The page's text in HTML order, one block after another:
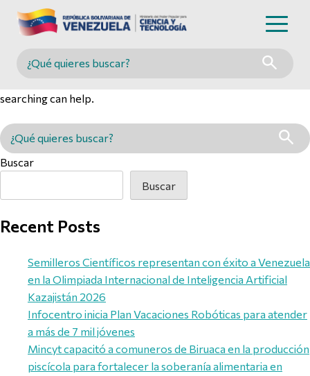
Buscar en MINCYT
searching can help.
Buscar en MINCYT
Buscar
Buscar
Recent Posts
Semilleros Científicos representan con éxito a Venezuela
en la Olimpiada Internacional de Inteligencia Artificial
Kazajistán 2026
Infocentro inicia Plan Vacaciones Robóticas para atender
a más de 7 mil jóvenes
Mincyt capacitó a comuneros de Biruaca en la producción
piscícola para fortalecer la soberanía alimentaria en